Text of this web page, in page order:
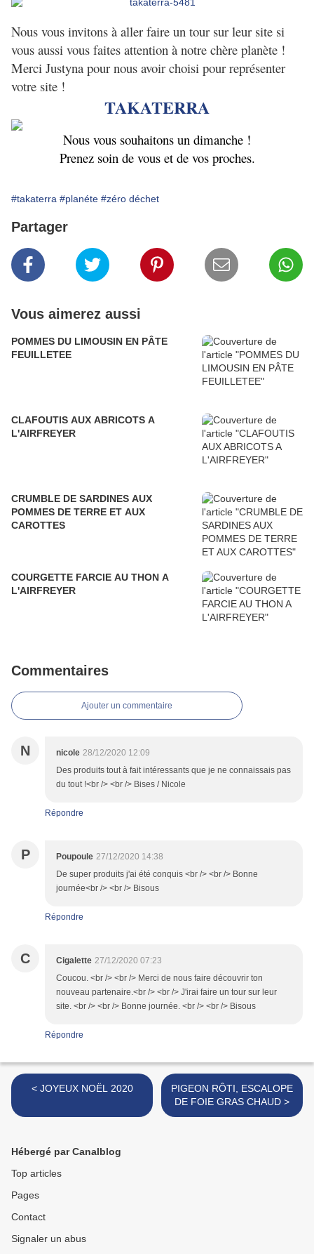
Nous vous invitons à aller faire un tour sur leur site si
vous aussi vous faites attention à notre chère planète !
Merci Justyna pour nous avoir choisi pour représenter
votre site !
TAKATERRA
Nous vous souhaitons un dimanche !
Prenez soin de vous et de vos proches.
#takaterra #planéte #zéro déchet
Partager
Vous aimerez aussi
POMMES DU LIMOUSIN EN PÂTE
FEUILLETEE
CLAFOUTIS AUX ABRICOTS A
L'AIRFREYER
CRUMBLE DE SARDINES AUX
POMMES DE TERRE ET AUX
CAROTTES
COURGETTE FARCIE AU THON A
L'AIRFREYER
Commentaires
Ajouter un commentaire
N nicole 28/12/2020 12:09
Des produits tout à fait intéressants que je ne connaissais pas
du tout !<br /> <br /> Bises / Nicole
Répondre
P Poupoule 27/12/2020 14:38
De super produits j'ai été conquis <br /> <br /> Bonne
journée<br /> <br /> Bisous
Répondre
C Cigalette 27/12/2020 07:23
Coucou. <br /> <br /> Merci de nous faire découvrir ton
nouveau partenaire.<br /> <br /> J'irai faire un tour sur leur
site. <br /> <br /> Bonne journée. <br /> <br /> Bisous
Répondre
< JOYEUX NOËL 2020
PIGEON RÔTI, ESCALOPE
DE FOIE GRAS CHAUD >
Hébergé par Canalblog
Top articles
Pages
Contact
Signaler un abus